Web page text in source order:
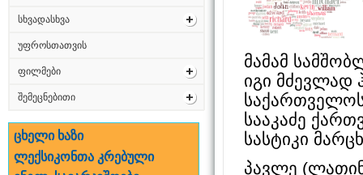
სხვადასხვა
უფროსთათვის
ფილმები
შემეცნებითი
ცხელი ხაზი
ლექსიკონთა კრებული
მამამ
იგი მძევლად
სააკაძე
სასტიკი
პავლე